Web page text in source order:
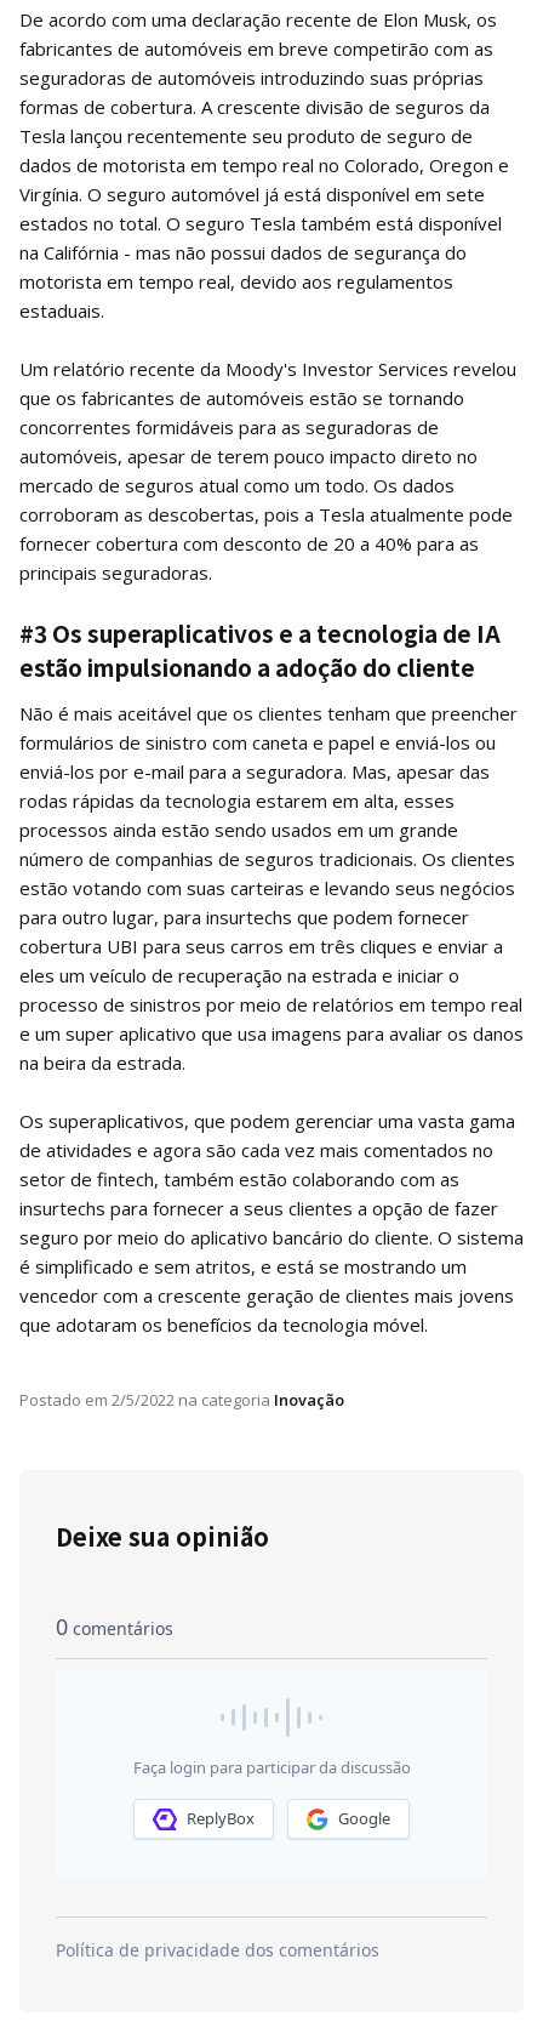
De acordo com uma declaração recente de Elon Musk, os
fabricantes de automóveis em breve competirão com as
seguradoras de automóveis introduzindo suas próprias
formas de cobertura. A crescente divisão de seguros da
Tesla lançou recentemente seu produto de seguro de
dados de motorista em tempo real no Colorado, Oregon e
Virgínia. O seguro automóvel já está disponível em sete
estados no total. O seguro Tesla também está disponível
na Califórnia - mas não possui dados de segurança do
motorista em tempo real, devido aos regulamentos
estaduais.
Um relatório recente da Moody's Investor Services revelou
que os fabricantes de automóveis estão se tornando
concorrentes formidáveis ​​para as seguradoras de
automóveis, apesar de terem pouco impacto direto no
mercado de seguros atual como um todo. Os dados
corroboram as descobertas, pois a Tesla atualmente pode
fornecer cobertura com desconto de 20 a 40% para as
principais seguradoras.
#3 Os superaplicativos e a tecnologia de IA
estão impulsionando a adoção do cliente
Não é mais aceitável que os clientes tenham que preencher
formulários de sinistro com caneta e papel e enviá-los ou
enviá-los por e-mail para a seguradora. Mas, apesar das
rodas rápidas da tecnologia estarem em alta, esses
processos ainda estão sendo usados ​​em um grande
número de companhias de seguros tradicionais. Os clientes
estão votando com suas carteiras e levando seus negócios
para outro lugar, para insurtechs que podem fornecer
cobertura UBI para seus carros em três cliques e enviar a
eles um veículo de recuperação na estrada e iniciar o
processo de sinistros por meio de relatórios em tempo real
e um super aplicativo que usa imagens para avaliar os danos
na beira da estrada.
Os superaplicativos, que podem gerenciar uma vasta gama
de atividades e agora são cada vez mais comentados no
setor de fintech, também estão colaborando com as
insurtechs para fornecer a seus clientes a opção de fazer
seguro por meio do aplicativo bancário do cliente. O sistema
é simplificado e sem atritos, e está se mostrando um
vencedor com a crescente geração de clientes mais jovens
que adotaram os benefícios da tecnologia móvel.
Postado em 2/5/2022 na categoria Inovação
Deixe sua opinião